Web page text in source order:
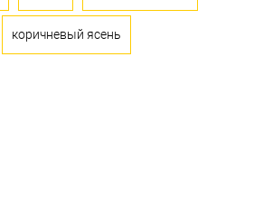
коричневый ясень